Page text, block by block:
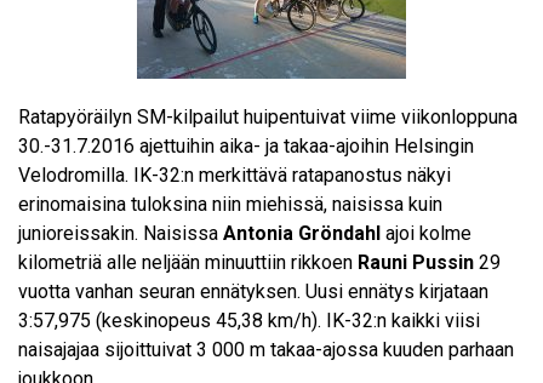
Ratapyöräilyn SM-kilpailut huipentuivat viime viikonloppuna
30.-31.7.2016 ajettuihin aika- ja takaa-ajoihin Helsingin
Velodromilla. IK-32:n merkittävä ratapanostus näkyi
erinomaisina tuloksina niin miehissä, naisissa kuin
junioreissakin. Naisissa Antonia Gröndahl ajoi kolme
kilometriä alle neljään minuuttiin rikkoen Rauni Pussin 29
vuotta vanhan seuran ennätyksen. Uusi ennätys kirjataan
3:57,975 (keskinopeus 45,38 km/h). IK-32:n kaikki viisi
naisajajaa sijoittuivat 3 000 m takaa-ajossa kuuden parhaan